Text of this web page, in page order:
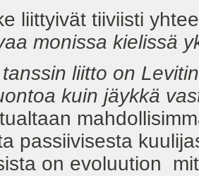
liittyivät tiiviisti
monissa kielissä
liitto on
kuin jäykkä
passiivisesta
on evoluution